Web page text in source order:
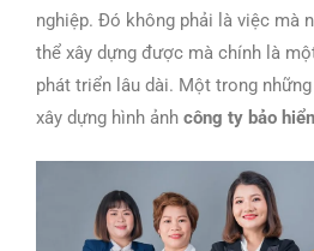
nghiệp. Đó không phải là việc mà
thể xây dựng được mà chính là
phát triển lâu dài. Một trong
xây dựng hình ảnh công ty bảo